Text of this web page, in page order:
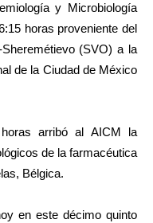
y Microbiología
horas proveniente del
(SVO) a la
de la Ciudad de México
arribó al AICM la
de la farmacéutica
Bélgica.
en este décimo quinto